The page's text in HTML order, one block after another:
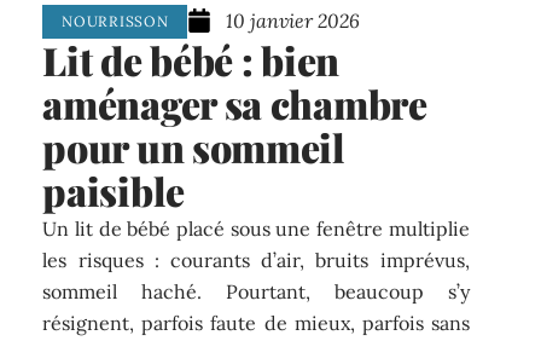
NOURRISSON 10 janvier 2026
Lit de bébé : bien
aménager sa chambre
pour un sommeil
paisible
Un lit de bébé placé sous une fenêtre multiplie
les risques : courants d’air, bruits imprévus,
sommeil haché. Pourtant, beaucoup s’y
résignent, parfois faute de mieux, parfois sans